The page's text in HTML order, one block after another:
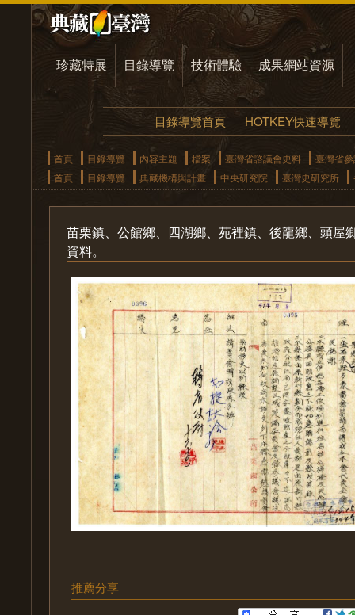
珍藏特展 目錄導覽 技術體驗 成果網站資源
目錄導覽首頁 HOTKEY快速導覽
首頁 目錄導覽 內容主題 檔案 臺灣省諮議會史料
臺灣省
首頁
目錄導覽 典藏機構與計畫 中央研究院 臺灣史研究所
苗栗鎮、公館鄉、四湖鄉、苑裡鎮、後龍鄉、頭
資料。
推薦分享